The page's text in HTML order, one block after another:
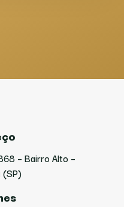
– Bairro Alto –
(SP)